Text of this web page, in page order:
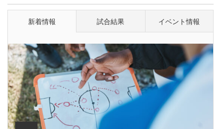
新着情報 試合結果 イベント情報